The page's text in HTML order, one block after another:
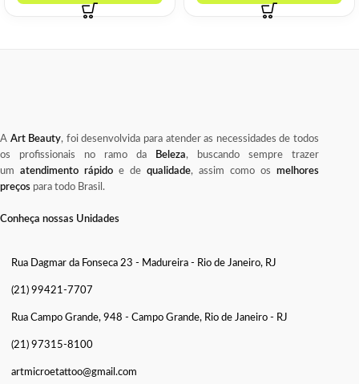
A Art Beauty, foi desenvolvida para atender as necessidades de todos
os profissionais no ramo da
Beleza, buscando sempre trazer
um atendimento rápido e de qualidade, assim como os melhores
preços para todo Brasil.
Conheça nossas Unidades
Rua Dagmar da Fonseca 23 - Madureira - Rio de Janeiro, RJ
(21) 99421-7707
Rua Campo Grande, 948 - Campo Grande, Rio de Janeiro - RJ
(21) 97315-8100
artmicroetattoo@gmail.com